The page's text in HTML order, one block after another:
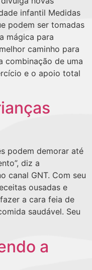
infantil Medidas
podem ser tomadas
mágica para
caminho para
combinação de uma
e o apoio total
podem demorar até
diz a
canal GNT. Com seu
ousadas e
a cara feia de
saudável. Seu
a